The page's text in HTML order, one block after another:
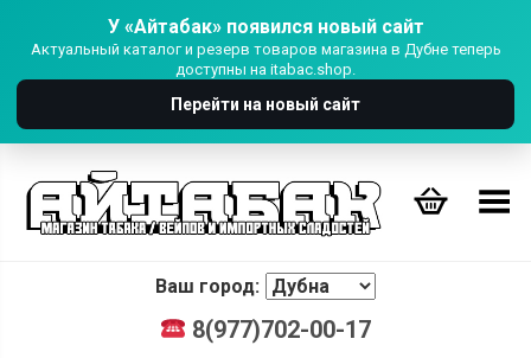
У «Айтабак» появился новый сайт
Актуальный каталог и резерв товаров магазина в Дубне теперь
доступны на itabac.shop.
Перейти на новый сайт
Переключить Меню
Ваш город:
8(977)702-00-17